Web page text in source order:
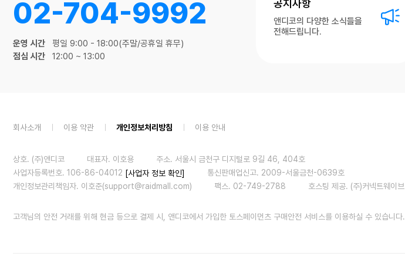
02-704-9992
운영 시간
평일 9:00 - 18:00(주말/공휴일 휴무)
점심 시간
12:00 ~ 13:00
공지사항
앤디코의 다양한 소식들을
전해드립니다.
회사소개 이용 약관 개인정보처리방침 이용 안내
상호. (주)앤디코 대표자. 이호용
주소. 서울시 금천구 디지털로 9길 46, 404호
사업자등록번호. 106-86-04012 [사업자 정보 확인]
통신판매업신고. 2009-서울금천-0639호
개인정보관리책임자. 이호준(support@raidmall.com)
팩스. 02-749-2788 호스팅 제공. (주)커넥트웨이브
고객님의 안전 거래를 위해 현금 등으로 결제 시, 앤디코에서 가입한 토스페이먼츠 구매안전 서비스를 이용하실 수 있습니다.